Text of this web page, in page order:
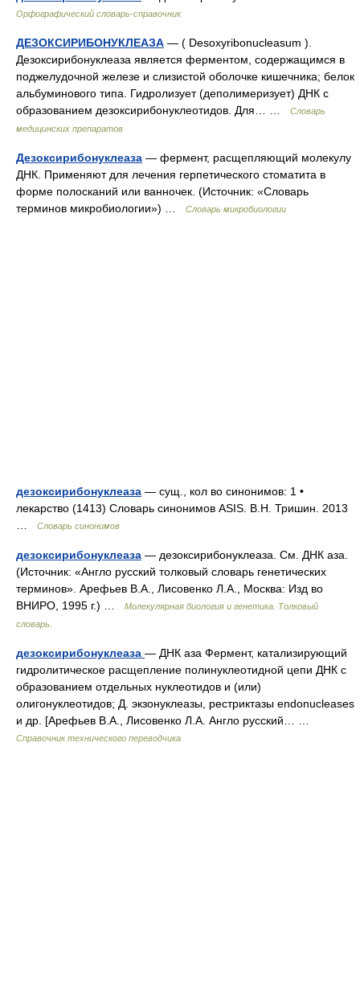
Орфографический словарь-справочник
ДЕЗОКСИРИБОНУКЛЕАЗА — ( Dеsохуribоnuсlеаsum ).
Дезоксирибонуклеаза является ферментом, содержащимся в
поджелудочной железе и слизистой оболочке кишечника; белок
альбуминового типа. Гидролизует (деполимеризует) ДНК с
образованием дезоксирибонуклеотидов. Для… …
Словарь
медицинских препаратов
Дезоксирибонуклеаза — фермент, расщепляющий молекулу
ДНК. Применяют для лечения герпетического стоматита в
форме полосканий или ванночек. (Источник: «Словарь
терминов микробиологии») …
Словарь микробиологии
дезоксирибонуклеаза — сущ., кол во синонимов: 1 •
лекарство (1413) Словарь синонимов ASIS. В.Н. Тришин. 2013
Словарь синонимов
дезоксирибонуклеаза — дезоксирибонуклеаза. См. ДНК аза.
(Источник: «Англо русский толковый словарь генетических
терминов». Арефьев В.А., Лисовенко Л.А., Москва: Изд во
ВНИРО, 1995 г.) …
Молекулярная биология и генетика. Толковый
словарь.
дезоксирибонуклеаза — ДНК аза Фермент, катализирующий
гидролитическое расщепление полинуклеотидной цепи ДНК с
образованием отдельных нуклеотидов и (или)
олигонуклеотидов; Д. экзонуклеазы, рестриктазы endonucleases
и др. [Арефьев В.А., Лисовенко Л.А. Англо русский… …
Справочник технического переводчика